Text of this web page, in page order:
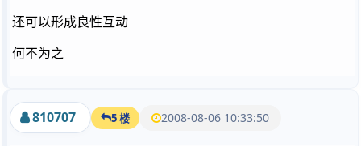
还可以形成良性互动
何不为之
810707 5 楼 2008-08-06 10:33:50